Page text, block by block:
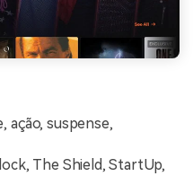
ação, suspense,
The Shield, StartUp,